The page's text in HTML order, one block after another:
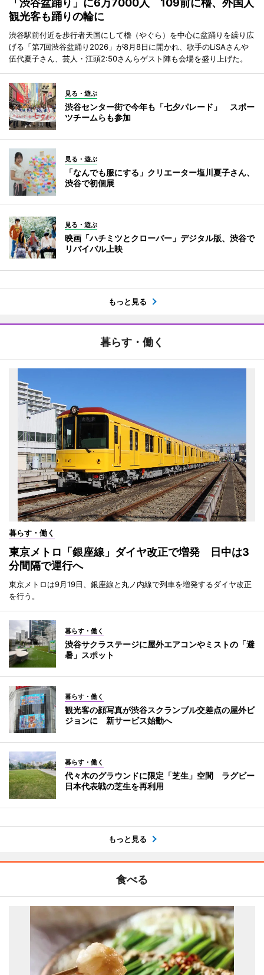
観光客も踊りの輪に
渋谷駅前付近を歩行者天国にして櫓（やぐら）を中心に盆踊りを繰り広
げる「第7回渋谷盆踊り2026」が8月8日に開かれ、歌手のLiSAさんや
伍代夏子さん、芸人・江頭2:50さんらゲスト陣も会場を盛り上げた。
見る・遊ぶ
渋谷センター街で今年も「七夕パレード」 スポー
ツチームらも参加
見る・遊ぶ
「なんでも服にする」クリエーター塩川夏子さん、
渋谷で初個展
見る・遊ぶ
映画「ハチミツとクローバー」デジタル版、渋谷で
リバイバル上映
もっと見る
暮らす・働く
暮らす・働く
東京メトロ「銀座線」ダイヤ改正で増発 日中は3
分間隔で運行へ
東京メトロは9月19日、銀座線と丸ノ内線で列車を増発するダイヤ改正
を行う。
暮らす・働く
渋谷サクラステージに屋外エアコンやミストの「避
暑」スポット
暮らす・働く
観光客の顔写真が渋谷スクランブル交差点の屋外ビ
ジョンに 新サービス始動へ
暮らす・働く
代々木のグラウンドに限定「芝生」空間 ラグビー
日本代表戦の芝生を再利用
もっと見る
食べる